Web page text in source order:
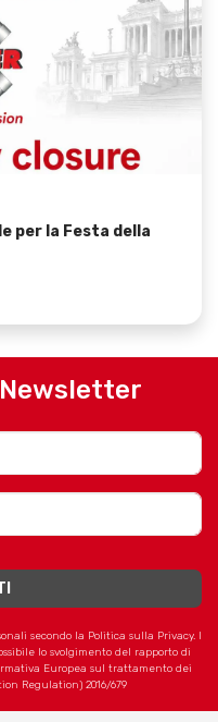
per la Festa della
secondo la Politica sulla Privacy. I
lo svolgimento del rapporto di
Europea sul trattamento dei
Regulation) 2016/679